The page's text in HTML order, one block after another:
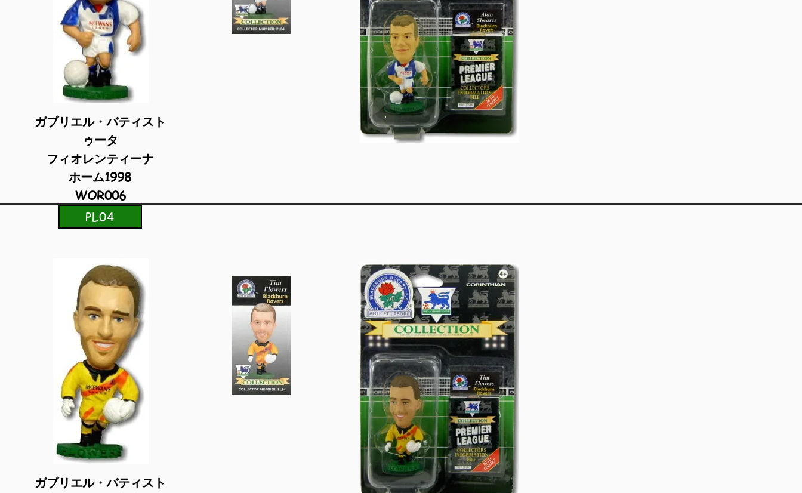
ガブリエル・バティスト
ゥータ
フィオレンティーナ
ホーム1998
WOR006
PL04
ガブリエル・バティスト